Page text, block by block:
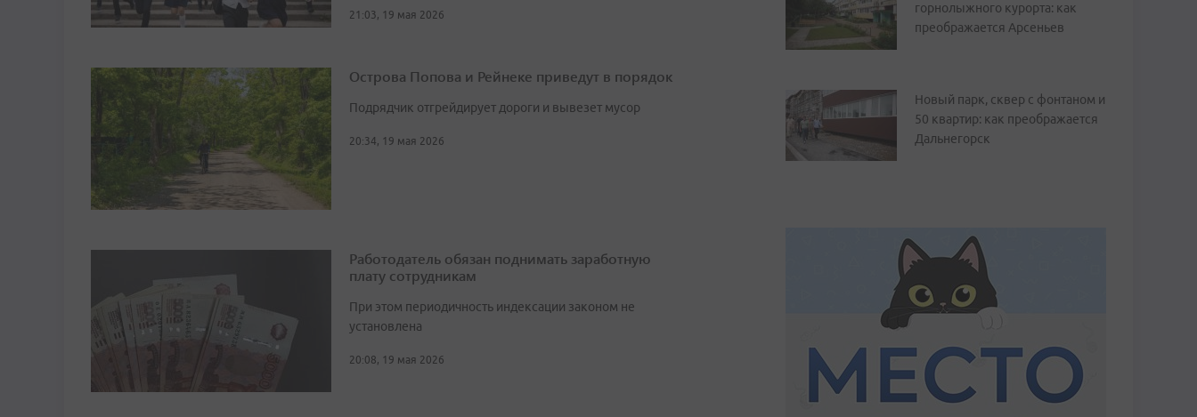
21:03, 19 мая 2026
Острова Попова и Рейнеке приведут в порядок
Подрядчик отгрейдирует дороги и вывезет мусор
20:34, 19 мая 2026
Работодатель обязан поднимать заработную
плату сотрудникам
При этом периодичность индексации законом не
установлена
20:08, 19 мая 2026
горнолыжного курорта: как
преображается Арсеньев
Новый парк, сквер с фонтаном и
50 квартир: как преображается
Дальнегорск